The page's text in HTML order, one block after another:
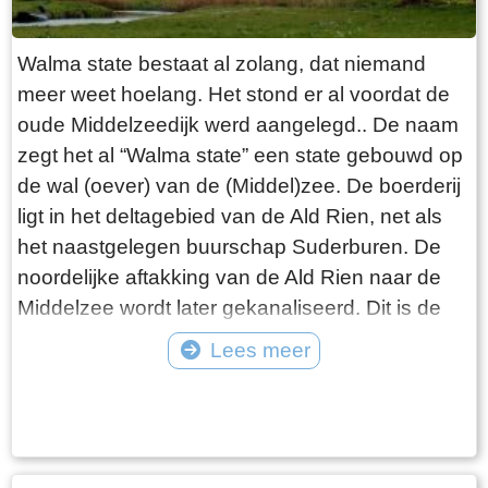
Johan van Eisinga aet 18 Kleinzoon van de
heer Grietman Vegelin van Claerbergen`. De
kerk heeft zes gebrandschilderde ramen,
gemaakt door Ype Staak, een 18e eeuwse
glazenier uit Sneek. Dat deze ramen in goede
staat bewaard zijn gebleven, zegt vermoedelijk
iets over de moeilijke bereikbaarheid van
Goingarijp in de 18e eeuw. Aan de westzijde
staat de markante klokkenstoel. Daarin hangt de
Salvatorklok die in 1527 is gegoten door
Gerhardus van Wou uit Kampen, een van de
bekendste klokkengieters uit de late
belang voor de arbeiders als sein om op te
Walma state bestaat al zolang, dat niemand
meer weet hoelang. Het stond er al voordat de
oude Middelzeedijk werd aangelegd.. De naam
zegt het al “Walma state” een state gebouwd op
de wal (oever) van de (Middel)zee. De boerderij
ligt in het deltagebied van de Ald Rien, net als
het naastgelegen buurschap Suderburen. De
noordelijke aftakking van de Ald Rien naar de
Middelzee wordt later gekanaliseerd. Dit is de
Folsgaasteropvaart. Een kreek die hierop uit
komt, is de oude opvaart naar de boerderij. Bij
Walma State is één van de boerderijen op deze
Lees meer